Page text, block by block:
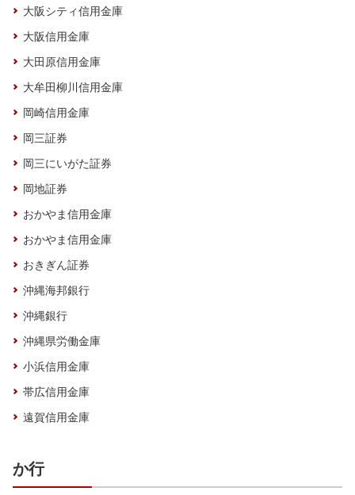
大阪シティ信用金庫
大阪信用金庫
大田原信用金庫
大牟田柳川信用金庫
岡崎信用金庫
岡三証券
岡三にいがた証券
岡地証券
おかやま信用金庫
おかやま信用金庫
おきぎん証券
沖縄海邦銀行
沖縄銀行
沖縄県労働金庫
小浜信用金庫
帯広信用金庫
遠賀信用金庫
か行